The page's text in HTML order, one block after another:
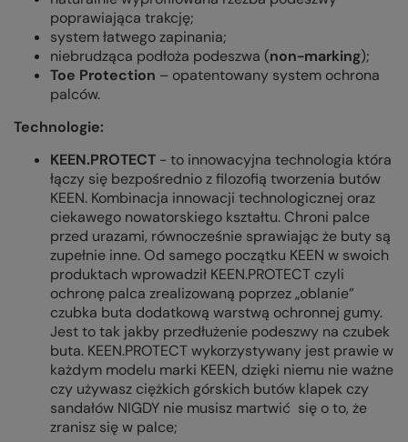
poprawiająca trakcję;
system łatwego zapinania;
niebrudząca podłoża podeszwa (non-marking);
Toe Protection – opatentowany system ochrona
palców.
Technologie:
KEEN.PROTECT - to innowacyjna technologia która
łączy się bezpośrednio z filozofią tworzenia butów
KEEN. Kombinacja innowacji technologicznej oraz
ciekawego nowatorskiego kształtu. Chroni palce
przed urazami, równocześnie sprawiając że buty są
zupełnie inne. Od samego początku KEEN w swoich
produktach wprowadził KEEN.PROTECT czyli
ochronę palca zrealizowaną poprzez „oblanie”
czubka buta dodatkową warstwą ochronnej gumy.
Jest to tak jakby przedłużenie podeszwy na czubek
buta. KEEN.PROTECT wykorzystywany jest prawie w
każdym modelu marki KEEN, dzięki niemu nie ważne
czy używasz ciężkich górskich butów klapek czy
sandałów NIGDY nie musisz martwić się o to, że
zranisz się w palce;